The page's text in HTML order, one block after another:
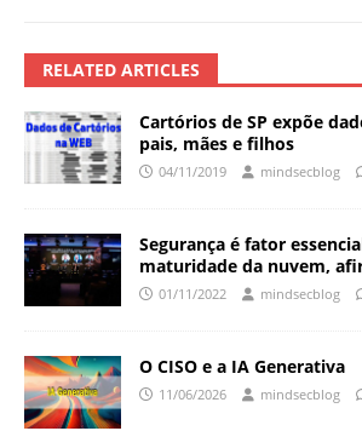
RELATED ARTICLES
Cartórios de SP expõe
pais, mães e filhos
04/11/2019 mindsecblog
Segurança é fator
maturidade da nuvem,
01/11/2022 mindsecblog
O CISO e a IA Generativa
11/06/2026 mindsecblog